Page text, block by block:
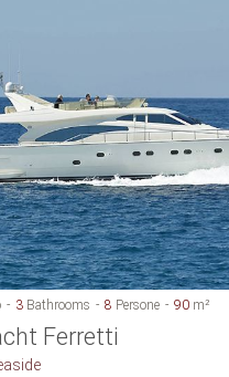
3 Bathrooms 8 Persone 90 m²
Ferretti